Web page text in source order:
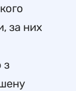
за них
з